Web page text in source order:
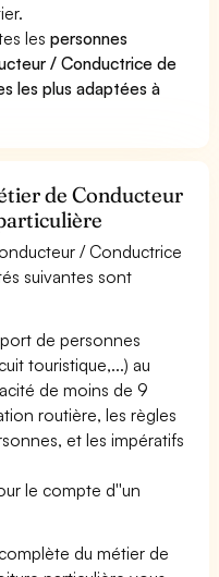
lespersonnes
/ Conductrice de
les plus adaptées à
de Conducteur
/ Conductrice
suivantes sont
de personnes
touristique,...) au
de moins de 9
routière, les règles
et les impératifs
le compte d''un
du métier de